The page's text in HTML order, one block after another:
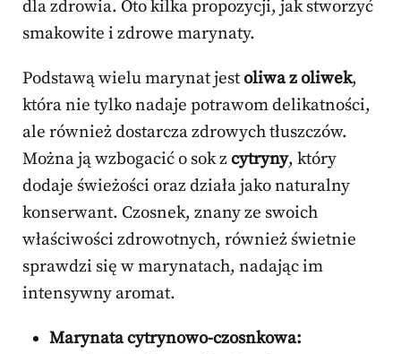
dla zdrowia. Oto kilka propozycji, jak stworzyć
smakowite i zdrowe marynaty.
Podstawą wielu marynat jestoliwa z oliwek,
która nie tylko nadaje potrawom delikatności,
ale również dostarcza zdrowych tłuszczów.
Można ją wzbogacić o sok zcytryny, który
dodaje świeżości oraz działa jako naturalny
konserwant. Czosnek, znany ze swoich
właściwości zdrowotnych, również świetnie
sprawdzi się w marynatach, nadając im
intensywny aromat.
Marynata cytrynowo-czosnkowa: